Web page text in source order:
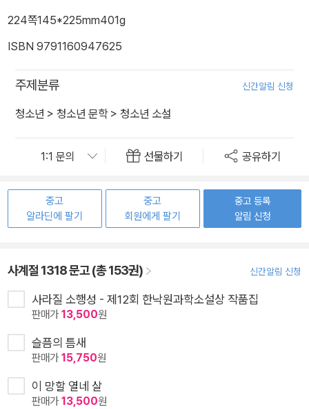
224쪽145*225mm401g
ISBN 9791160947625
주제분류 신간알림 신청
청소년 > 청소년 문학> 청소년 소설
선물하기 공유하기
중고
알라딘에 팔기
중고
회원에게 팔기
중고 등록
알림 신청
사계절 1318 문고 (총 153권) 신간알림 신청
사라질 소행성 - 제12회 한낙원과학소설상 작품집
판매가13,500원
슬픔의 틈새
판매가15,750원
이 망할 열네 살
판매가13,500원